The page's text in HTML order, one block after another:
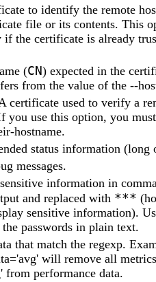
to identify the remote
file or its contents. This
if the certificate is already
(CN) expected in the
from the value of the --
certificate used to verify a
you use this option, you
hostname.
status information (long
messages.
information in
and replaced with ***
sensitive information).
passwords in plain text.
that match the regexp.
will remove all
from performance data.